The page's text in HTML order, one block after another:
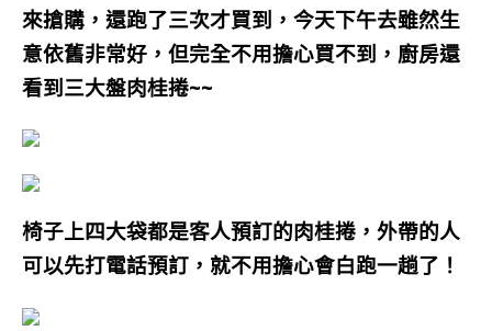
來搶購，還跑了三次才買到，今天下午去雖然生
意依舊非常好，但完全不用擔心買不到，廚房還
看到三大盤肉桂捲~~
椅子上四大袋都是客人預訂的肉桂捲，外帶的人
可以先打電話預訂，就不用擔心會白跑一趟了！